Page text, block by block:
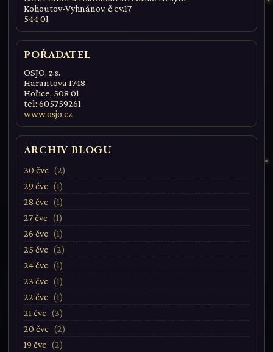
Kohoutov-Vyhnánov, č.ev.17
544 01
POŘADATEL
OSJO, z.s.
Harantova 1748
Hořice, 508 01
tel: 605759261
www.osjo.cz
ARCHIV BLOGU
30 čvc
2
29 čvc
1
28 čvc
1
27 čvc
1
26 čvc
1
25 čvc
2
24 čvc
1
23 čvc
1
22 čvc
1
21 čvc
3
20 čvc
2
19 čvc
2